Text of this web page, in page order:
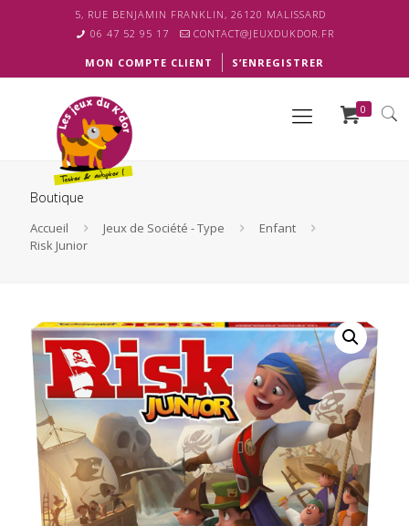
5, RUE BENJAMIN FRANKLIN, 26120 MALISSARD
06 47 52 95 17
CONTACT@JEUXDUKDOR.FR
MON COMPTE CLIENT S’ENREGISTRER
0
Boutique
Accueil Jeux de Société - Type
Enfant
Risk Junior